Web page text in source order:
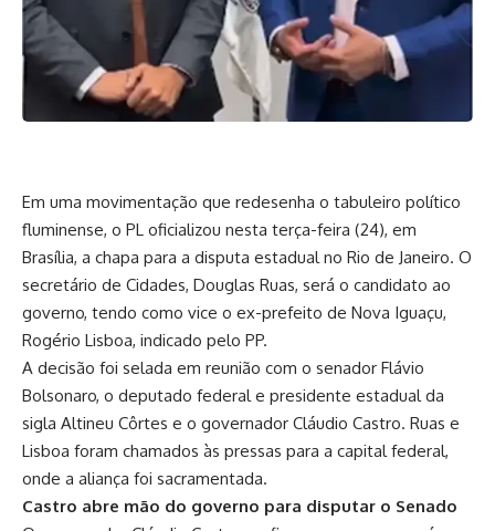
Em uma movimentação que redesenha o tabuleiro político
fluminense, o PL oficializou nesta terça-feira (24), em
Brasília, a chapa para a disputa estadual no Rio de Janeiro. O
secretário de Cidades, Douglas Ruas, será o candidato ao
governo, tendo como vice o ex-prefeito de Nova Iguaçu,
Rogério Lisboa, indicado pelo PP.
A decisão foi selada em reunião com o senador Flávio
Bolsonaro, o deputado federal e presidente estadual da
sigla Altineu Côrtes e o governador Cláudio Castro. Ruas e
Lisboa foram chamados às pressas para a capital federal,
onde a aliança foi sacramentada.
Castro abre mão do governo para disputar o Senado